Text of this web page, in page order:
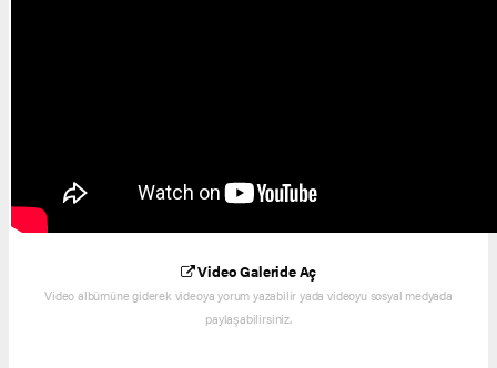
Video Galeride Aç
Video albümüne giderek videoya yorum yazabilir yada videoyu sosyal medyada
paylaşabilirsiniz.